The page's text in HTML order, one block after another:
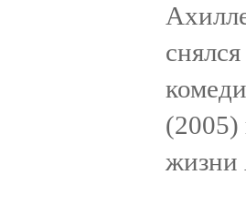
(2005)
жизни